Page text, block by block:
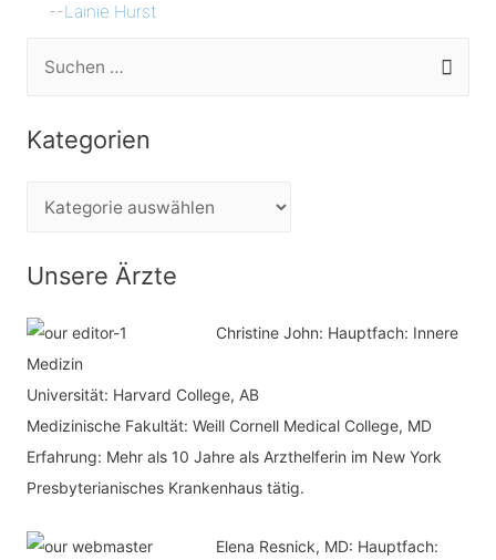
--Lainie Hurst
c
h
:
Kategorien
t
g
o
r
i
Unsere Ärzte
Christine John: Hauptfach: Innere
Medizin
Universität: Harvard College, AB
Medizinische Fakultät: Weill Cornell Medical College, MD
Erfahrung: Mehr als 10 Jahre als Arzthelferin im New York
Presbyterianisches Krankenhaus tätig.
Elena Resnick, MD: Hauptfach: